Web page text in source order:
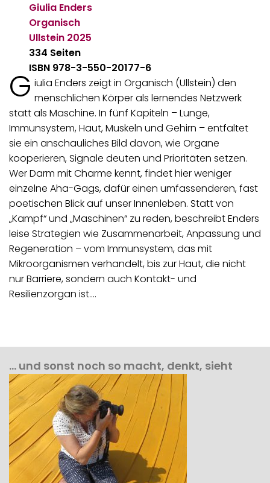
Giulia Enders
Organisch
Ullstein 2025
334 Seiten
ISBN 978-3-550-20177-6
G iulia Enders zeigt in Organisch (Ullstein) den
menschlichen Körper als lernendes Netzwerk
statt als Maschine. In fünf Kapiteln – Lunge,
Immunsystem, Haut, Muskeln und Gehirn – entfaltet
sie ein anschauliches Bild davon, wie Organe
kooperieren, Signale deuten und Prioritäten setzen.
Wer Darm mit Charme kennt, findet hier weniger
einzelne Aha-Gags, dafür einen umfassenderen, fast
poetischen Blick auf unser Innenleben. Statt von
„Kampf“ und „Maschinen“ zu reden, beschreibt Enders
leise Strategien wie Zusammenarbeit, Anpassung und
Regeneration – vom Immunsystem, das mit
Mikroorganismen verhandelt, bis zur Haut, die nicht
nur Barriere, sondern auch Kontakt- und
Resilienzorgan ist.…
… und sonst noch so macht, denkt, sieht